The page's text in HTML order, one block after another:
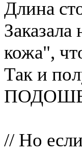
Длина
кожа",
Так и
ПОДОШВА
// Но